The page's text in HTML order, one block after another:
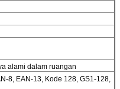
alami dalam ruangan
8, EAN-13, Kode 128, GS1-128,